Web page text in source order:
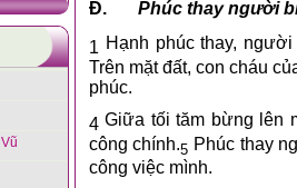
Đ. Phúc thay người
1 Hạnh phúc thay,
Trên mặt đất, con cháu
phúc.
4 Giữa tối tăm bừng lên
công chính.5 Phúc thay
công việc mình.